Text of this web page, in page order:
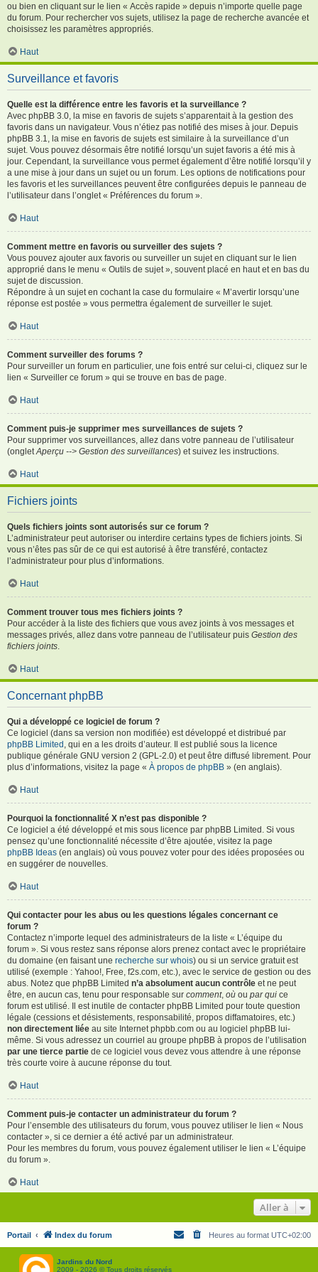
ou bien en cliquant sur le lien « Accès rapide » depuis n’importe quelle page
du forum. Pour rechercher vos sujets, utilisez la page de recherche avancée et
choisissez les paramètres appropriés.
Haut
Surveillance et favoris
Quelle est la différence entre les favoris et la surveillance ?
Avec phpBB 3.0, la mise en favoris de sujets s’apparentait à la gestion des
favoris dans un navigateur. Vous n’étiez pas notifié des mises à jour. Depuis
phpBB 3.1, la mise en favoris de sujets est similaire à la surveillance d’un
sujet. Vous pouvez désormais être notifié lorsqu’un sujet favoris a été mis à
jour. Cependant, la surveillance vous permet également d’être notifié lorsqu’il y
a une mise à jour dans un sujet ou un forum. Les options de notifications pour
les favoris et les surveillances peuvent être configurées depuis le panneau de
l’utilisateur dans l’onglet « Préférences du forum ».
Haut
Comment mettre en favoris ou surveiller des sujets ?
Vous pouvez ajouter aux favoris ou surveiller un sujet en cliquant sur le lien
approprié dans le menu « Outils de sujet », souvent placé en haut et en bas du
sujet de discussion.
Répondre à un sujet en cochant la case du formulaire « M’avertir lorsqu’une
réponse est postée » vous permettra également de surveiller le sujet.
Haut
Comment surveiller des forums ?
Pour surveiller un forum en particulier, une fois entré sur celui-ci, cliquez sur le
lien « Surveiller ce forum » qui se trouve en bas de page.
Haut
Comment puis-je supprimer mes surveillances de sujets ?
Pour supprimer vos surveillances, allez dans votre panneau de l’utilisateur
(onglet Aperçu --> Gestion des surveillances) et suivez les instructions.
Haut
Fichiers joints
Quels fichiers joints sont autorisés sur ce forum ?
L’administrateur peut autoriser ou interdire certains types de fichiers joints. Si
vous n’êtes pas sûr de ce qui est autorisé à être transféré, contactez
l’administrateur pour plus d’informations.
Haut
Comment trouver tous mes fichiers joints ?
Pour accéder à la liste des fichiers que vous avez joints à vos messages et
messages privés, allez dans votre panneau de l’utilisateur puis Gestion des
fichiers joints
Haut
Concernant phpBB
Qui a développé ce logiciel de forum ?
Ce logiciel (dans sa version non modifiée) est développé et distribué par
phpBB Limited , qui en a les droits d’auteur. Il est publié sous la licence
publique générale GNU version 2 (GPL-2.0) et peut être diffusé librement. Pour
plus d’informations, visitez la page « À propos de phpBB » (en anglais).
Haut
Pourquoi la fonctionnalité X n’est pas disponible ?
Ce logiciel a été développé et mis sous licence par phpBB Limited. Si vous
pensez qu’une fonctionnalité nécessite d’être ajoutée, visitez la page
phpBB Ideas (en anglais) où vous pouvez voter pour des idées proposées ou
en suggérer de nouvelles.
Haut
Qui contacter pour les abus ou les questions légales concernant ce
forum ?
Contactez n’importe lequel des administrateurs de la liste « L’équipe du
forum ». Si vous restez sans réponse alors prenez contact avec le propriétaire
du domaine (en faisant une recherche sur whois) ou si un service gratuit est
utilisé (exemple : Yahoo!, Free, f2s.com, etc.), avec le service de gestion ou des
abus. Notez que phpBB Limited n’a absolument aucun contrôle et ne peut
être, en aucun cas, tenu pour responsable sur comment, où ou par qui ce
forum est utilisé. Il est inutile de contacter phpBB Limited pour toute question
légale (cessions et désistements, responsabilité, propos diffamatoires, etc.)
non directement liée au site Internet phpbb.com ou au logiciel phpBB lui-
même. Si vous adressez un courriel au groupe phpBB à propos de l’utilisation
par une tierce partie de ce logiciel vous devez vous attendre à une réponse
très courte voire à aucune réponse du tout.
Haut
Comment puis-je contacter un administrateur du forum ?
Pour l’ensemble des utilisateurs du forum, vous pouvez utiliser le lien « Nous
contacter », si ce dernier a été activé par un administrateur.
Pour les membres du forum, vous pouvez également utiliser le lien « L’équipe
du forum ».
Haut
Aller à
Portail Index du forum Heures au format UTC+02:00
Jardins du Nord
2009 - 2026 © Tous droits réservés